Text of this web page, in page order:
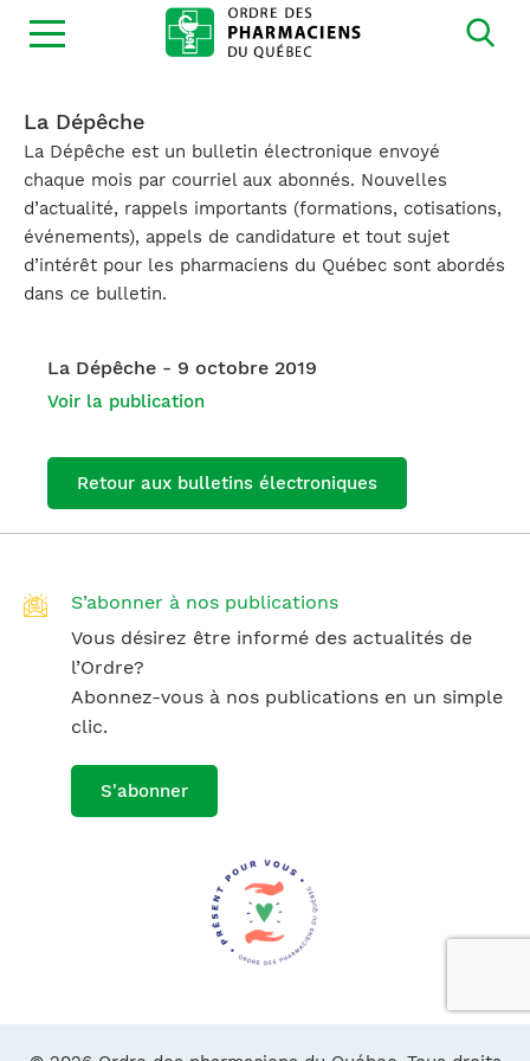
Ouvrir
la
La Dépêche
La Dépêche est un bulletin électronique envoyé
chaque mois par courriel aux abonnés. Nouvelles
d’actualité, rappels importants (formations, cotisations,
événements), appels de candidature et tout sujet
d’intérêt pour les pharmaciens du Québec sont abordés
dans ce bulletin.
La Dépêche - 9 octobre 2019
Voir la publication
Retour aux bulletins électroniques
S’abonner à nos publications
Vous désirez être informé des actualités de
l’Ordre?
Abonnez-vous à nos publications en un simple
clic.
S'abonner